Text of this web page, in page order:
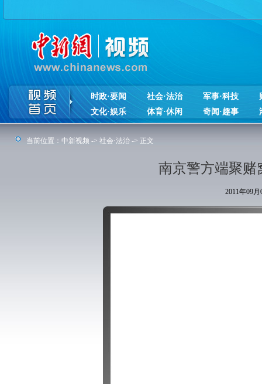
时政·要闻 社会·法治 军事·科技
文化·娱乐
体育·休闲 奇闻·趣事
当前位置： 中新视频 -> 社会·法治 -> 正文
南京警方端聚赌
2011年09